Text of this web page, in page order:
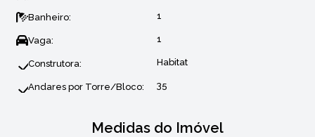
Banheiro: 1
Vaga: 1
Construtora: Habitat
Andares por Torre/Bloco: 35
Medidas do Imóvel